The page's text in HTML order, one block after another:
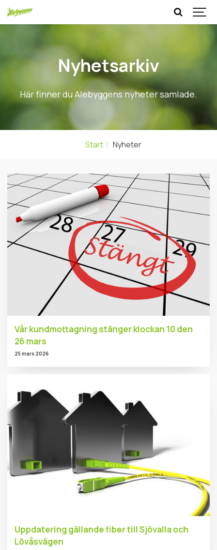
Nyhetsarkiv
Här finner du Alebyggens nyheter samlade.
Start Nyheter
Vår kundmottagning stänger klockan 10 den
26 mars
25 mars 2026
Uppdatering gällande fiber till Sjövalla och
Lövåsvägen